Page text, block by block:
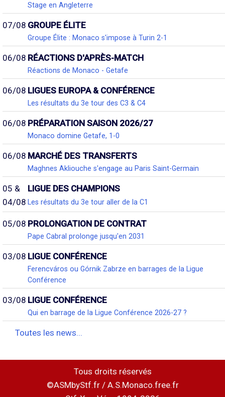
Stage en Angleterre
07/08 GROUPE ÉLITE
Groupe Élite : Monaco s'impose à Turin 2-1
06/08 RÉACTIONS D'APRÈS-MATCH
Réactions de Monaco - Getafe
06/08 LIGUES EUROPA & CONFÉRENCE
Les résultats du 3e tour des C3 & C4
06/08 PRÉPARATION SAISON 2026/27
Monaco domine Getafe, 1-0
06/08 MARCHÉ DES TRANSFERTS
Maghnes Akliouche s'engage au Paris Saint-Germain
05 &
04/08
LIGUE DES CHAMPIONS
Les résultats du 3e tour aller de la C1
05/08 PROLONGATION DE CONTRAT
Pape Cabral prolonge jusqu'en 2031
03/08 LIGUE CONFÉRENCE
Ferencváros ou Górnik Zabrze en barrages de la Ligue
Conférence
03/08 LIGUE CONFÉRENCE
Qui en barrage de la Ligue Conférence 2026-27 ?
Toutes les news...
Tous droits réservés
©ASMbyStf.fr / A.S.Monaco.free.fr